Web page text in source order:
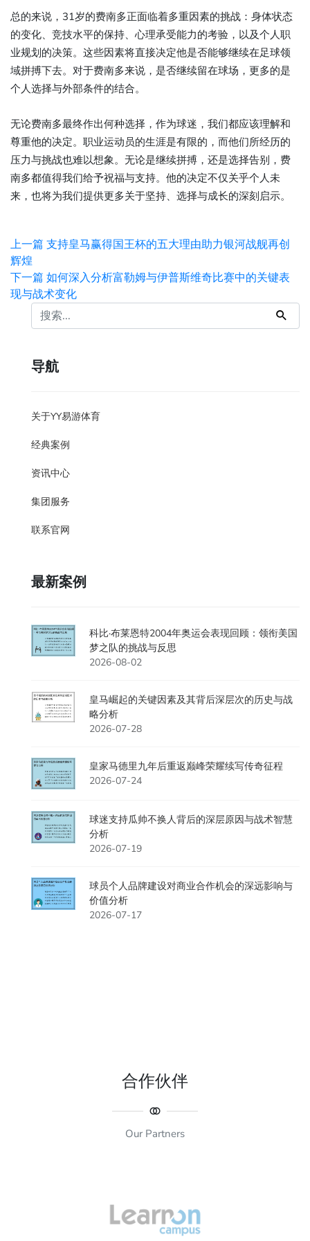
总的来说，31岁的费南多正面临着多重因素的挑战：身体状态
的变化、竞技水平的保持、心理承受能力的考验，以及个人职
业规划的决策。这些因素将直接决定他是否能够继续在足球领
域拼搏下去。对于费南多来说，是否继续留在球场，更多的是
个人选择与外部条件的结合。
无论费南多最终作出何种选择，作为球迷，我们都应该理解和
尊重他的决定。职业运动员的生涯是有限的，而他们所经历的
压力与挑战也难以想象。无论是继续拼搏，还是选择告别，费
南多都值得我们给予祝福与支持。他的决定不仅关乎个人未
来，也将为我们提供更多关于坚持、选择与成长的深刻启示。
上一篇 支持皇马赢得国王杯的五大理由助力银河战舰再创
辉煌
下一篇 如何深入分析富勒姆与伊普斯维奇比赛中的关键表
现与战术变化
导航
关于YY易游体育
经典案例
资讯中心
集团服务
联系官网
最新案例
科比·布莱恩特2004年奥运会表现回顾：领衔美国
梦之队的挑战与反思
2026-08-02
皇马崛起的关键因素及其背后深层次的历史与战
略分析
2026-07-28
皇家马德里九年后重返巅峰荣耀续写传奇征程
2026-07-24
球迷支持瓜帅不换人背后的深层原因与战术智慧
分析
2026-07-19
球员个人品牌建设对商业合作机会的深远影响与
价值分析
2026-07-17
合作伙伴
Our Partners